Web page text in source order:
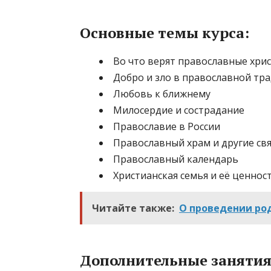
Основные темы курса:
Во что верят православные
Добро и зло в православной
Любовь к ближнему
Милосердие и сострадание
Православие в России
Православный храм и другие
Православный календарь
Христианская семья и её
Читайте также: О проведении
Дополнительные